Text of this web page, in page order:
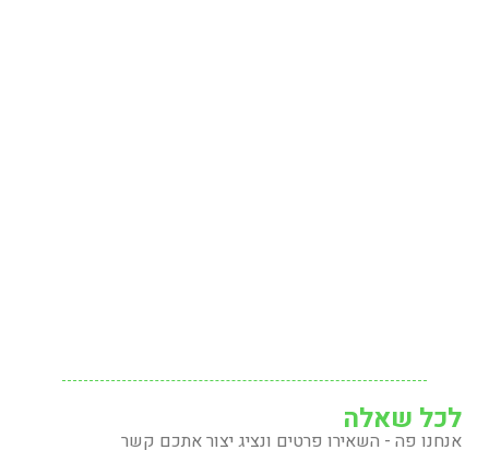
לכל שאלה
אנחנו פה - השאירו פרטים ונציג יצור אתכם קשר